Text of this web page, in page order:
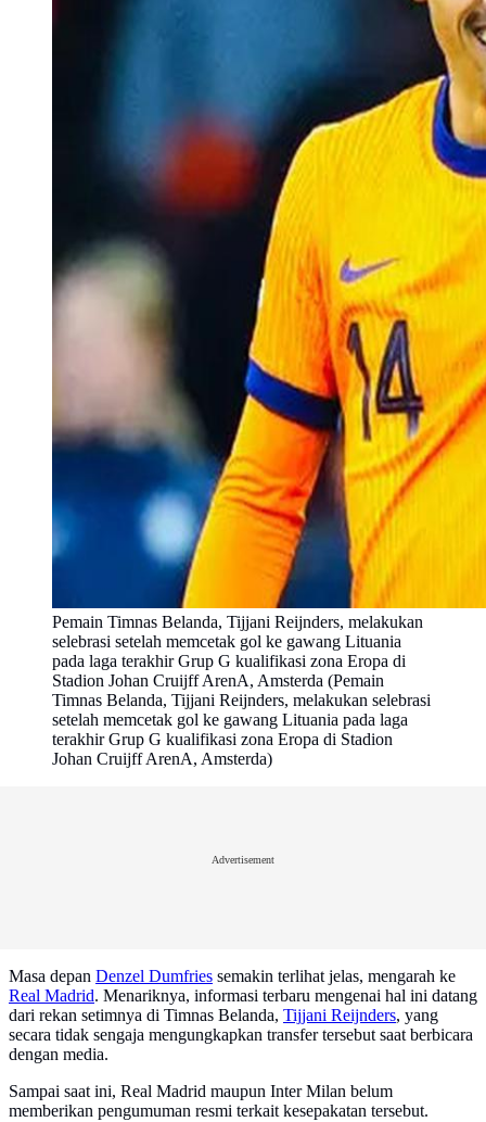
Pemain Timnas Belanda, Tijjani Reijnders, melakukan
selebrasi setelah memcetak gol ke gawang Lituania
pada laga terakhir Grup G kualifikasi zona Eropa di
Stadion Johan Cruijff ArenA, Amsterda (Pemain
Timnas Belanda, Tijjani Reijnders, melakukan selebrasi
setelah memcetak gol ke gawang Lituania pada laga
terakhir Grup G kualifikasi zona Eropa di Stadion
Johan Cruijff ArenA, Amsterda)
Advertisement
Masa depan Denzel Dumfries semakin terlihat jelas, mengarah ke
Real Madrid. Menariknya, informasi terbaru mengenai hal ini datang
dari rekan setimnya di Timnas Belanda, Tijjani Reijnders, yang
secara tidak sengaja mengungkapkan transfer tersebut saat berbicara
dengan media.
Sampai saat ini, Real Madrid maupun Inter Milan belum
memberikan pengumuman resmi terkait kesepakatan tersebut.